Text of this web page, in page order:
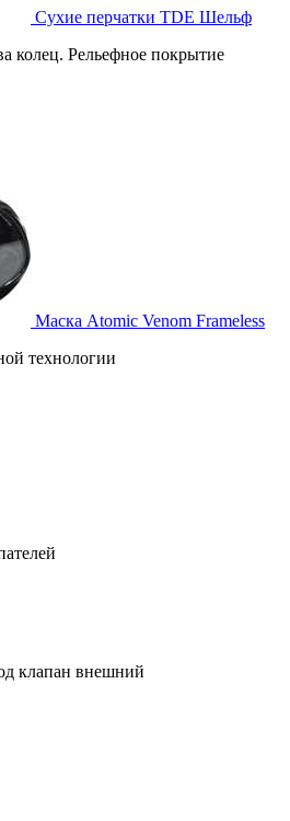
Сухие перчатки TDE Шельф
колец. Рельефное покрытие
Маска Atomic Venom Frameless
технологии
клапан внешний